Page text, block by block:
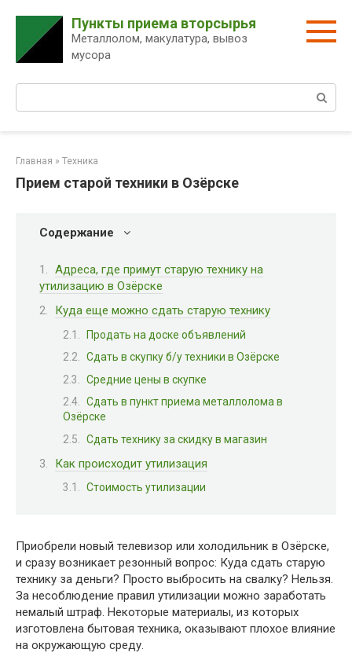
контенту
Пункты приема вторсырья
Металлолом, макулатура, вывоз
мусора
Главная » Техника
Прием старой техники в Озёрске
Содержание
Адреса, где примут старую технику на
утилизацию в Озёрске
Куда еще можно сдать старую технику
Продать на доске объявлений
Сдать в скупку б/у техники в Озёрске
Средние цены в скупке
Сдать в пункт приема металлолома в
Озёрске
Сдать технику за скидку в магазин
Как происходит утилизация
Стоимость утилизации
Приобрели новый телевизор или холодильник в Озёрске,
и сразу возникает резонный вопрос: Куда сдать старую
технику за деньги? Просто выбросить на свалку? Нельзя.
За несоблюдение правил утилизации можно заработать
немалый штраф. Некоторые материалы, из которых
изготовлена бытовая техника, оказывают плохое влияние
на окружающую среду.